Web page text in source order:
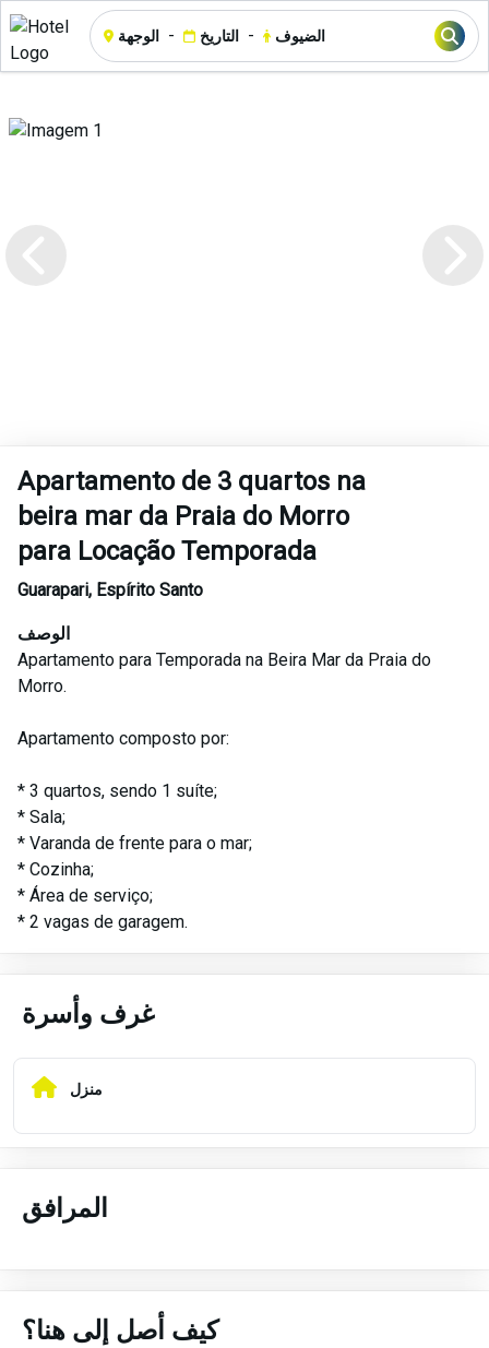
الوجهة - التاريخ - الضيوف
Apartamento de 3 quartos na
beira mar da Praia do Morro
para Locação Temporada
Guarapari, Espírito Santo
الوصف
Apartamento para Temporada na Beira Mar da Praia do
Morro.
Apartamento composto por:
* 3 quartos, sendo 1 suíte;
* Sala;
* Varanda de frente para o mar;
* Cozinha;
* Área de serviço;
* 2 vagas de garagem.
غرف وأسرة
منزل
المرافق
كيف أصل إلى هنا؟